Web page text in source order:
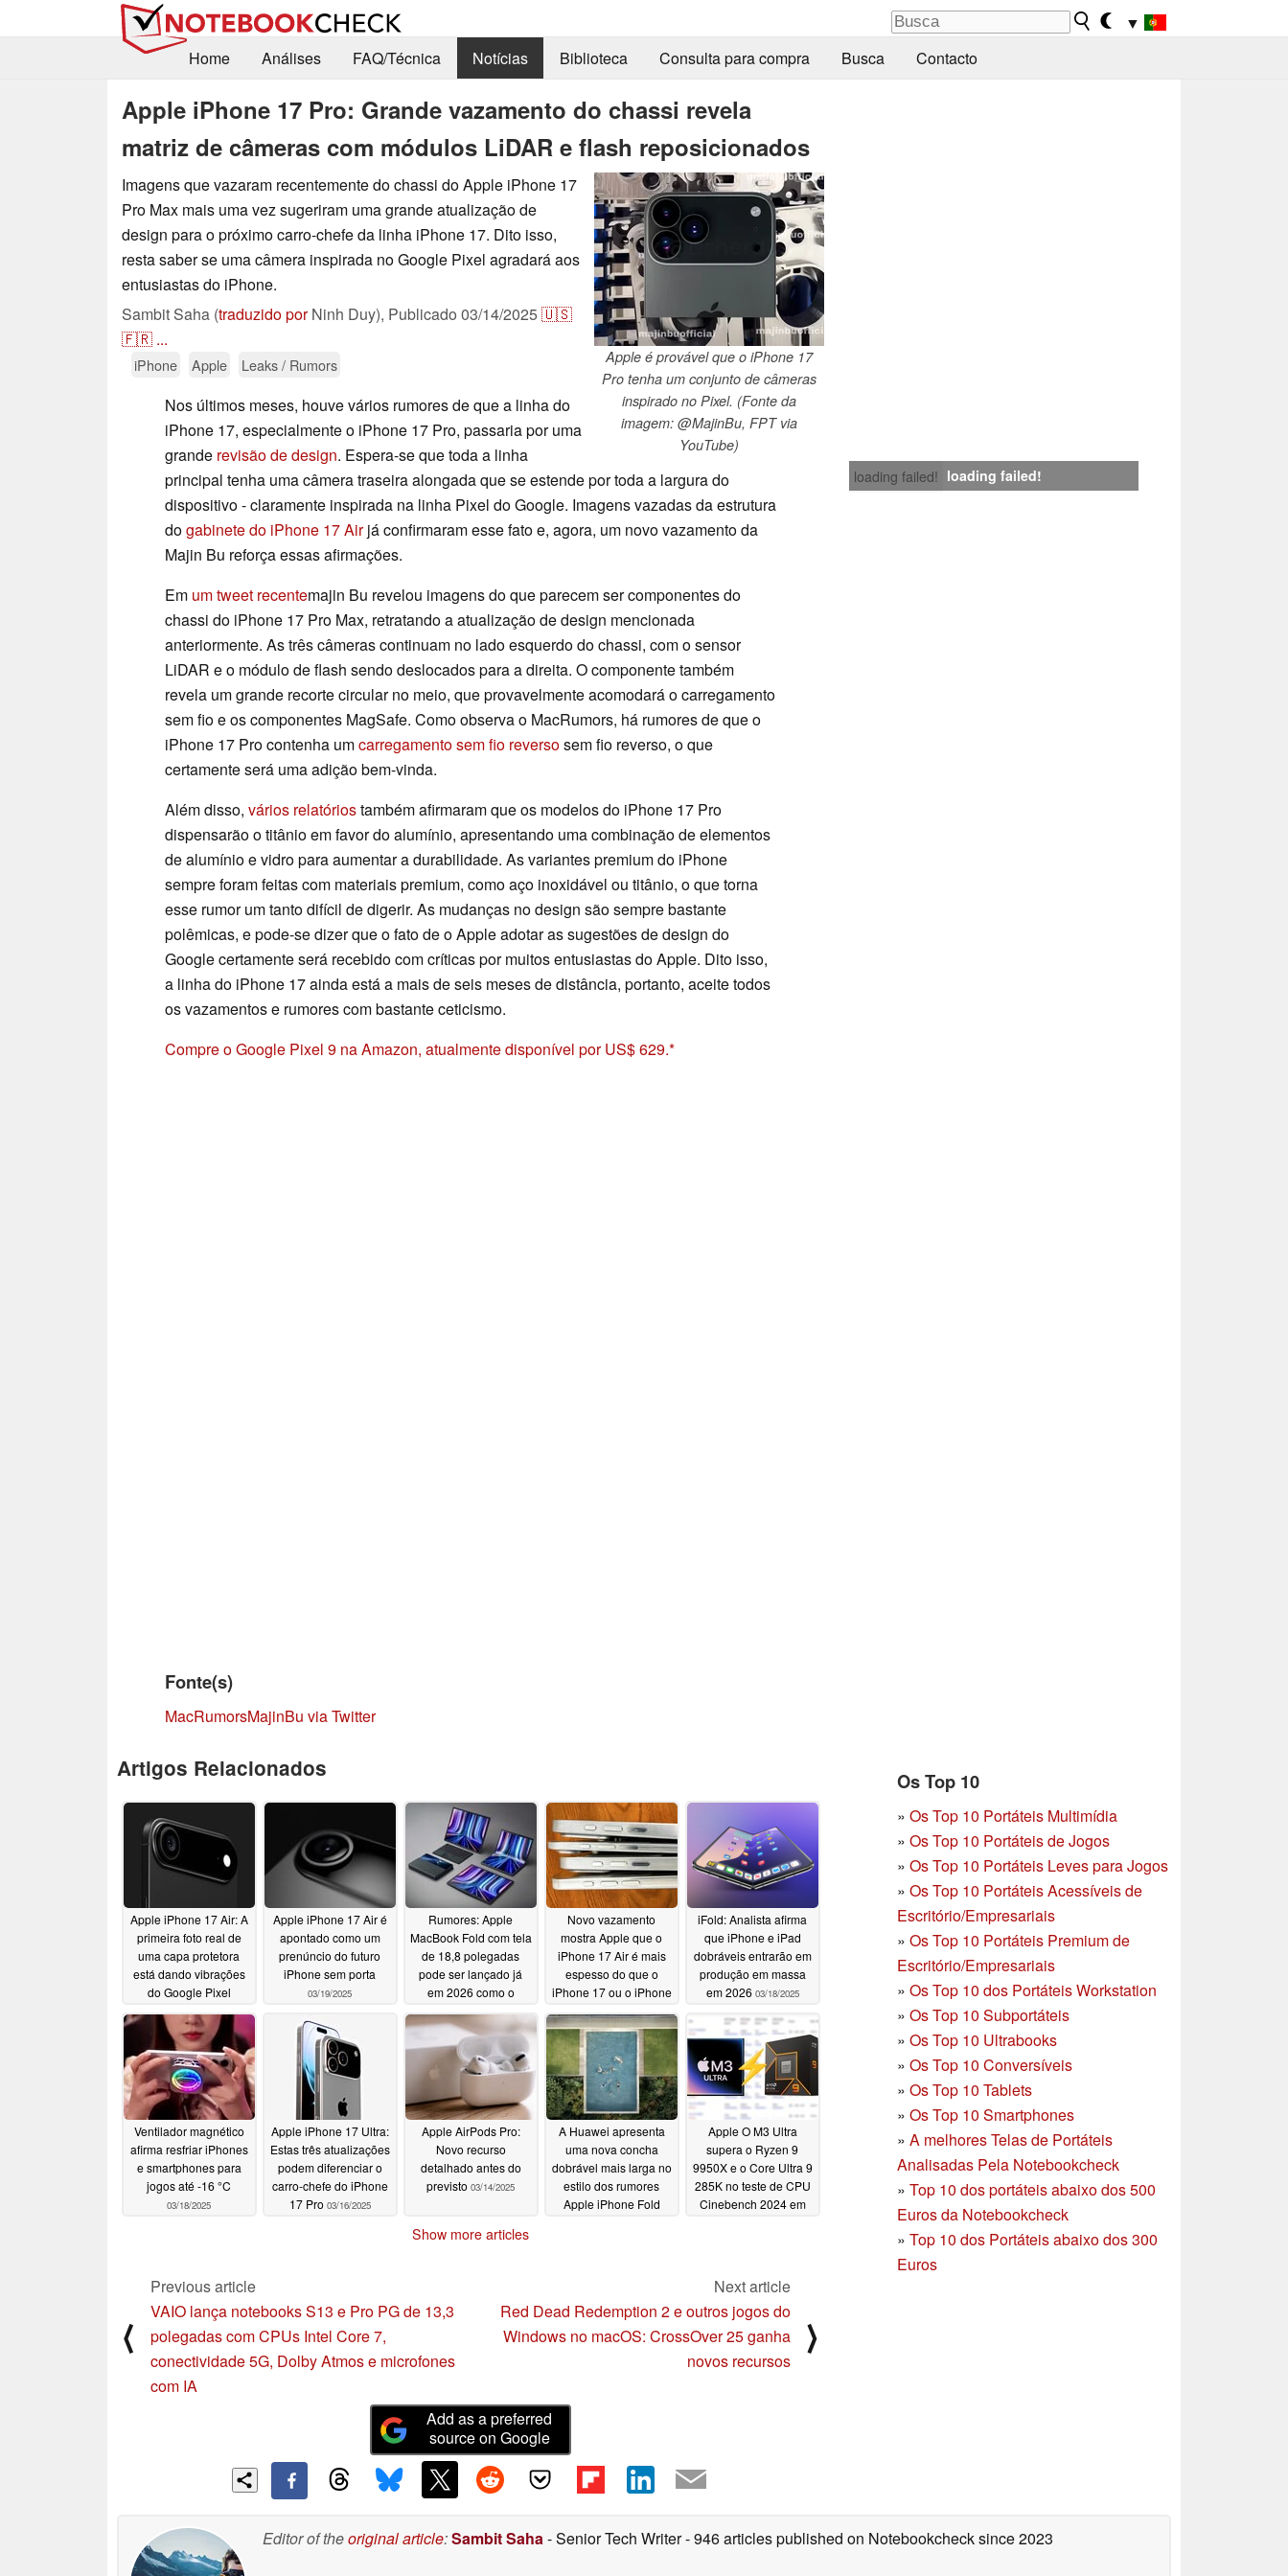
▼
Home
Análises FAQ/Técnica Notícias Biblioteca Consulta para compra Busca Contacto
Apple iPhone 17 Pro: Grande vazamento do chassi revela
matriz de câmeras com módulos LiDAR e flash reposicionados
Apple é provável que o iPhone 17
Pro tenha um conjunto de câmeras
inspirado no Pixel. (Fonte da
imagem: @MajinBu, FPT via
YouTube)
Imagens que vazaram recentemente do chassi do Apple iPhone 17
Pro Max mais uma vez sugeriram uma grande atualização de
design para o próximo carro-chefe da linha iPhone 17. Dito isso,
resta saber se uma câmera inspirada no Google Pixel agradará aos
entusiastas do iPhone.
Sambit Saha (traduzido porNinh Duy), Publicado 03/14/2025🇺🇸
🇫🇷 ...
iPhone Apple Leaks / Rumors
loading failed! loading failed!
Nos últimos meses, houve vários rumores de que a linha do
iPhone 17, especialmente o iPhone 17 Pro, passaria por uma
grande revisão de design. Espera-se que toda a linha
principal tenha uma câmera traseira alongada que se estende por toda a largura do
dispositivo - claramente inspirada na linha Pixel do Google. Imagens vazadas da estrutura
dogabinete do iPhone 17 Airjá confirmaram esse fato e, agora, um novo vazamento da
Majin Bu reforça essas afirmações.
Em um tweet recentemajin Bu revelou imagens do que parecem ser componentes do
chassi do iPhone 17 Pro Max, retratando a atualização de design mencionada
anteriormente. As três câmeras continuam no lado esquerdo do chassi, com o sensor
LiDAR e o módulo de flash sendo deslocados para a direita. O componente também
revela um grande recorte circular no meio, que provavelmente acomodará o carregamento
sem fio e os componentes MagSafe. Como observa o MacRumors, há rumores de que o
iPhone 17 Pro contenha umcarregamento sem fio reversosem fio reverso, o que
certamente será uma adição bem-vinda.
Além disso, vários relatóriostambém afirmaram que os modelos do iPhone 17 Pro
dispensarão o titânio em favor do alumínio, apresentando uma combinação de elementos
de alumínio e vidro para aumentar a durabilidade. As variantes premium do iPhone
sempre foram feitas com materiais premium, como aço inoxidável ou titânio, o que torna
esse rumor um tanto difícil de digerir. As mudanças no design são sempre bastante
polêmicas, e pode-se dizer que o fato de o Apple adotar as sugestões de design do
Google certamente será recebido com críticas por muitos entusiastas do Apple. Dito isso,
a linha do iPhone 17 ainda está a mais de seis meses de distância, portanto, aceite todos
os vazamentos e rumores com bastante ceticismo.
Compre o Google Pixel 9 na Amazon, atualmente disponível por US$ 629.
Fonte(s)
MacRumorsMajinBu via Twitter
Os Top 10
» Os Top 10 Portáteis Multimídia
» Os Top 10 Portáteis de Jogos
» Os Top 10 Portáteis Leves para Jogos
» Os Top 10 Portáteis Acessíveis de
Escritório/Empresariais
» Os Top 10 Portáteis Premium de
Escritório/Empresariais
» Os Top 10 dos Portáteis Workstation
» Os Top 10 Subportáteis
» Os Top 10 Ultrabooks
» Os Top 10 Conversíveis
» Os Top 10 Tablets
» Os Top 10 Smartphones
» A melhores Telas de Portáteis
Analisadas Pela Notebookcheck
» Top 10 dos portáteis abaixo dos 500
Euros da Notebookcheck
» Top 10 dos Portáteis abaixo dos 300
Euros
Artigos Relacionados
Apple iPhone 17 Air: A
primeira foto real de
uma capa protetora
está dando vibrações
do Google Pixel
03/20/2025
Apple iPhone 17 Air é
apontado como um
prenúncio do futuro
iPhone sem porta
03/19/2025
Rumores: Apple
MacBook Fold com tela
de 18,8 polegadas
pode ser lançado já
em 2026 como o
sensível ao toque
03/18/2025
Novo vazamento
mostra Apple que o
iPhone 17 Air é mais
espesso do que o
iPhone 17 ou o iPhone
importante03/18/2025
iFold: Analista afirma
que iPhone e iPad
dobráveis entrarão em
produção em massa
em 2026 03/18/2025
Ventilador magnético
afirma resfriar iPhones
e smartphones para
jogos até -16 °C
03/18/2025
Apple iPhone 17 Ultra:
Estas três atualizações
podem diferenciar o
carro-chefe do iPhone
17 Pro 03/16/2025
Apple AirPods Pro:
Novo recurso
detalhado antes do
previsto 03/14/2025
A Huawei apresenta
uma nova concha
dobrável mais larga no
estilo dos rumores
Apple iPhone Fold
Apple O M3 Ultra
supera o Ryzen 9
9950X e o Core Ultra 9
285K no teste de CPU
Cinebench 2024 em
Show more articles
⟨
Previous article
VAIO lança notebooks S13 e Pro PG de 13,3
polegadas com CPUs Intel Core 7,
conectividade 5G, Dolby Atmos e microfones
com IA
Next article
Red Dead Redemption 2 e outros jogos do
Windows no macOS: CrossOver 25 ganha
novos recursos
⟩
Add as a preferred
source on Google
Editor of theoriginal article:Sambit Saha- Senior Tech Writer- 946 articles published on Notebookchecksince 2023